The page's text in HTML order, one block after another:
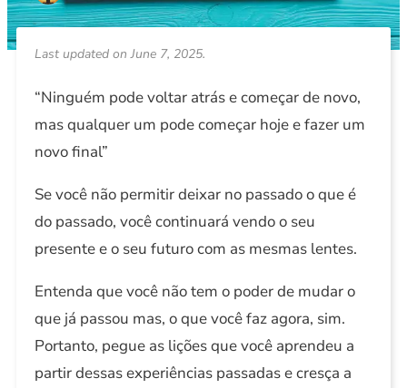
Last updated on June 7, 2025.
“Ninguém pode voltar atrás e começar de novo,
mas qualquer um pode começar hoje e fazer um
novo final”
Se você não permitir deixar no passado o que é
do passado, você continuará vendo o seu
presente e o seu futuro com as mesmas lentes.
Entenda que você não tem o poder de mudar o
que já passou mas, o que você faz agora, sim.
Portanto, pegue as lições que você aprendeu a
partir dessas experiências passadas e cresça a